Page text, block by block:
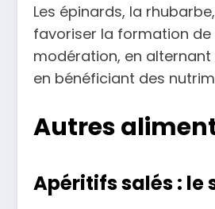
Les épinards, la
favoriser la formation de
modération, en
en bénéficiant des
Autres
Apéritifs salés : le